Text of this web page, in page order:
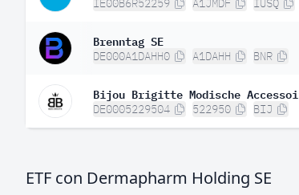
IE00B6R52259 A1JMDF IUSQ
Brenntag SE
DE000A1DAHH0 A1DAHH BNR
Bijou Brigitte Modische
DE0005229504 522950 BIJ
ETF con Dermapharm Holding SE